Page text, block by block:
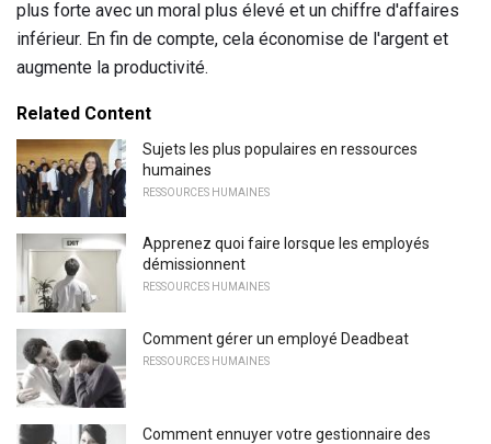
plus forte avec un moral plus élevé et un chiffre d'affaires
inférieur. En fin de compte, cela économise de l'argent et
augmente la productivité.
Related Content
Sujets les plus populaires en ressources
humaines
RESSOURCES HUMAINES
Apprenez quoi faire lorsque les employés
démissionnent
RESSOURCES HUMAINES
Comment gérer un employé Deadbeat
RESSOURCES HUMAINES
Comment ennuyer votre gestionnaire des